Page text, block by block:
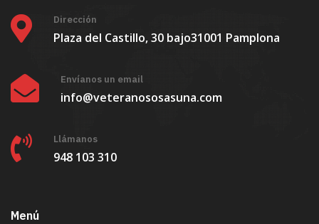
Dirección
Plaza del Castillo, 30 bajo31001 Pamplona
Envíanos un email
info@veteranososasuna.com
Llámanos
948 103 310
Menú